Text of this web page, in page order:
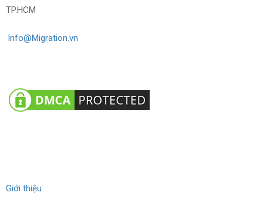
TP.HCM
Info@Migration.vn
Giới thiệu